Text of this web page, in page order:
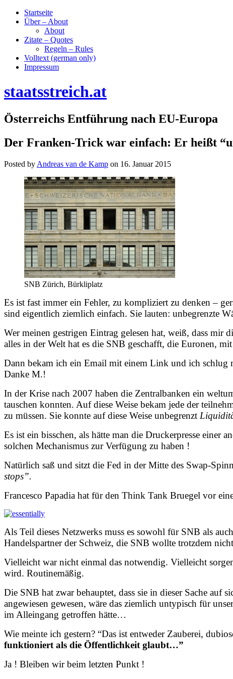
Startseite
Über – About
About
Zitate – Quotes
Regeln – Rules
Volltext (german only)
Impressum
staatsstreich.at
Österreichs Entführung nach EU-Europa
Der Franken-Trick war einfach: Er heißt
Posted by Andreas van de Kamp on 16. Januar 2015
SNB Zürich, Bürkliplatz
Es ist fast immer ein Fehler, zu kompliziert zu denken –
sind eigentlich ziemlich einfach. Sie lauten: unbegrenzte
Wer meinen gestrigen Eintrag gelesen hat, weiß, dass mir
alles in der Welt hat es die SNB geschafft, die Euronen,
Dann bekam ich ein Email mit einem Link und ich schlug
Danke M.!
In der Krise nach 2007 haben die Zentralbanken ein
tauschen konnten. Auf diese Weise bekam jede der
zu müssen. Sie konnte auf diese Weise unbegrenzt
Es ist ein bisschen, als hätte man die Druckerpresse einer
solchen Mechanismus zur Verfügung zu haben !
Natürlich saß und sitzt die Fed in der Mitte des Swap-
stops”.
Francesco Papadia hat für den Think Tank Bruegel vor
Als Teil dieses Netzwerks muss es sowohl für SNB als
Handelspartner der Schweiz, die SNB wollte trotzdem
Vielleicht war nicht einmal das notwendig. Vielleicht
wird. Routinemäßig.
Die SNB hat zwar behauptet, dass sie in dieser Sache auf
angewiesen gewesen, wäre das ziemlich untypisch für
im Alleingang getroffen hätte…
Wie meinte ich gestern? “Das ist entweder Zauberei,
funktioniert als die Öffentlichkeit glaubt…”
Ja ! Bleiben wir beim letzten Punkt !